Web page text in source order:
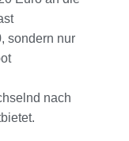
sondern nur
nach